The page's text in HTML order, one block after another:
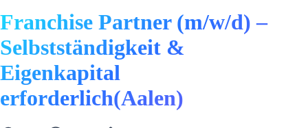
Franchise Partner (m/w/d) –
Selbstständigkeit &
Eigenkapital
erforderlich(Aalen)